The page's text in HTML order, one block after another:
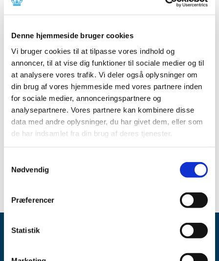
Denne hjemmeside bruger cookies
Vi bruger cookies til at tilpasse vores indhold og
annoncer, til at vise dig funktioner til sociale medier og til
at analysere vores trafik. Vi deler også oplysninger om
din brug af vores hjemmeside med vores partnere inden
for sociale medier, annonceringspartnere og
analysepartnere. Vores partnere kan kombinere disse
data med andre oplysninger, du har givet dem, eller som
de har indsamlet fra din brug af deres tjenester.
Nødvendig
Præferencer
Statistik
weekdays between Christmas and New Year
The Danish Medicines Agency is closed between
Christmas and New Year, up to and including 1 January
All items (4)
TIME
2025 (1)
2024 (1)
2020 (1)